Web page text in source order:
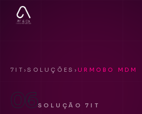
7IT ›SOLUÇÕES › URMOBO MDM
06SOLUÇÃO 7IT